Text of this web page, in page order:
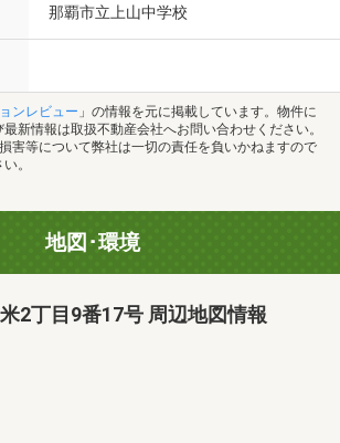
那覇市立上山中学校
ンレビュー 」の情報を元に掲載しています。物件に
新情報は取扱不動産会社へお問い合わせください。
害等について弊社は一切の責任を負いかねますので
。
地図･環境
2丁目9番17号 周辺地図情報